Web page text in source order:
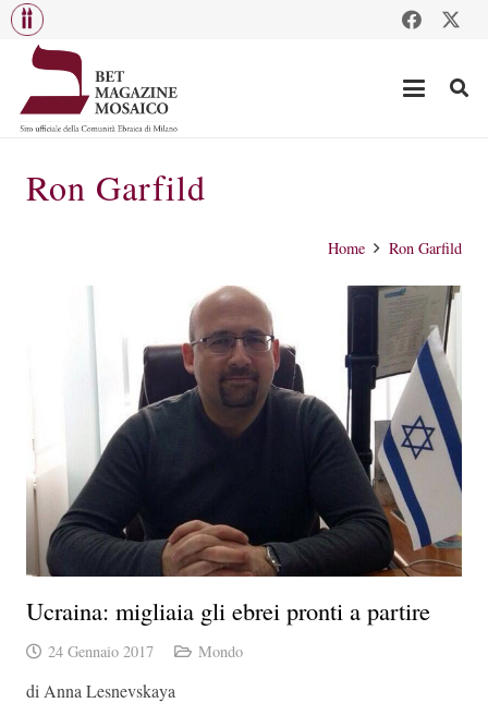
Ron Garfild
Home Ron Garfild
Ucraina: migliaia gli ebrei pronti a partire
24 Gennaio 2017 Mondo
di Anna Lesnevskaya